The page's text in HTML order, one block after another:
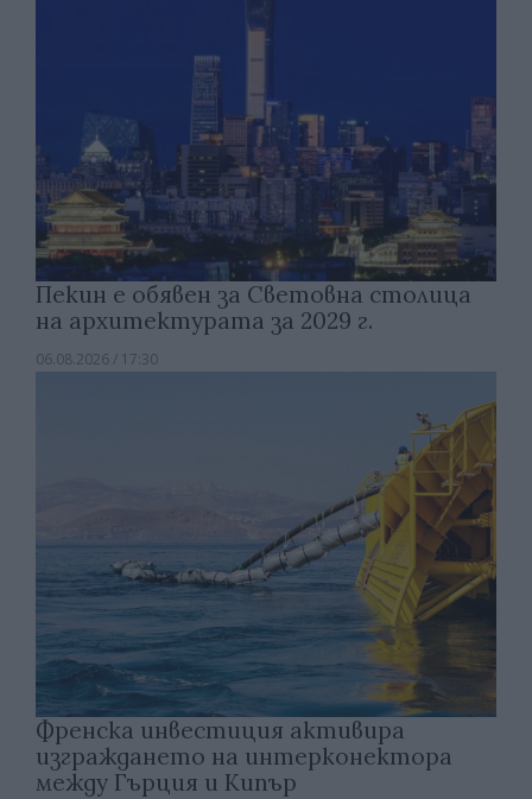
Пекин е обявен за Световна столица
на архитектурата за 2029 г.
06.08.2026 / 17:30
Френска инвестиция активира
изграждането на интерконектора
между Гърция и Кипър